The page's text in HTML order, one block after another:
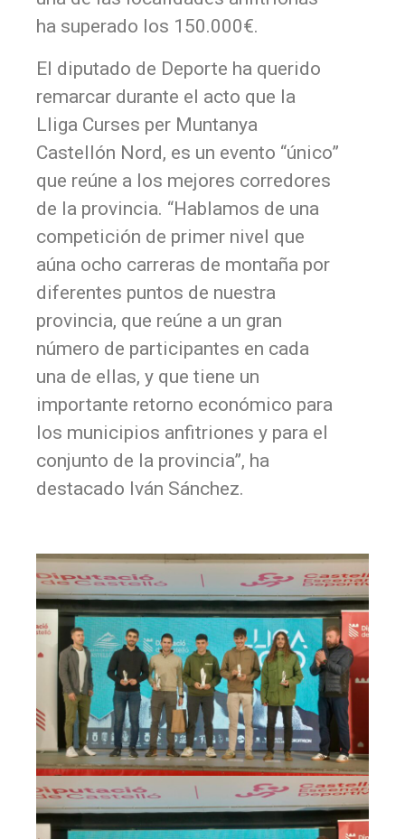
ha superado los 150.000€.
El diputado de Deporte ha querido
remarcar durante el acto que la
Lliga Curses per Muntanya
Castellón Nord, es un evento “único”
que reúne a los mejores corredores
de la provincia. “Hablamos de una
competición de primer nivel que
aúna ocho carreras de montaña por
diferentes puntos de nuestra
provincia, que reúne a un gran
número de participantes en cada
una de ellas, y que tiene un
importante retorno económico para
los municipios anfitriones y para el
conjunto de la provincia”, ha
destacado Iván Sánchez.